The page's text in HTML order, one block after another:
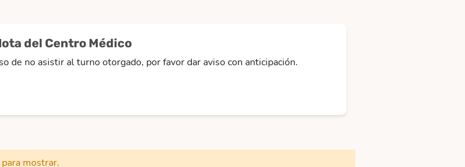
del Centro Médico
de no asistir al turno otorgado, por favor dar aviso con anticipación.
mostrar.